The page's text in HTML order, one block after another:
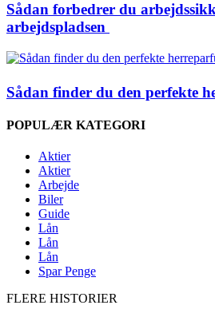
Sådan forbedrer du
arbejdspladsen
Sådan finder du den perfekte
POPULÆR KATEGORI
Aktier
Aktier
Arbejde
Biler
Guide
Lån
Lån
Lån
Spar Penge
FLERE HISTORIER